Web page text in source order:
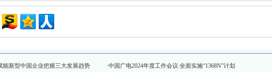
能新型中国企业把握三大发展趋势 ·中国广电2024年度工作会议:全面实施“1368N”计划